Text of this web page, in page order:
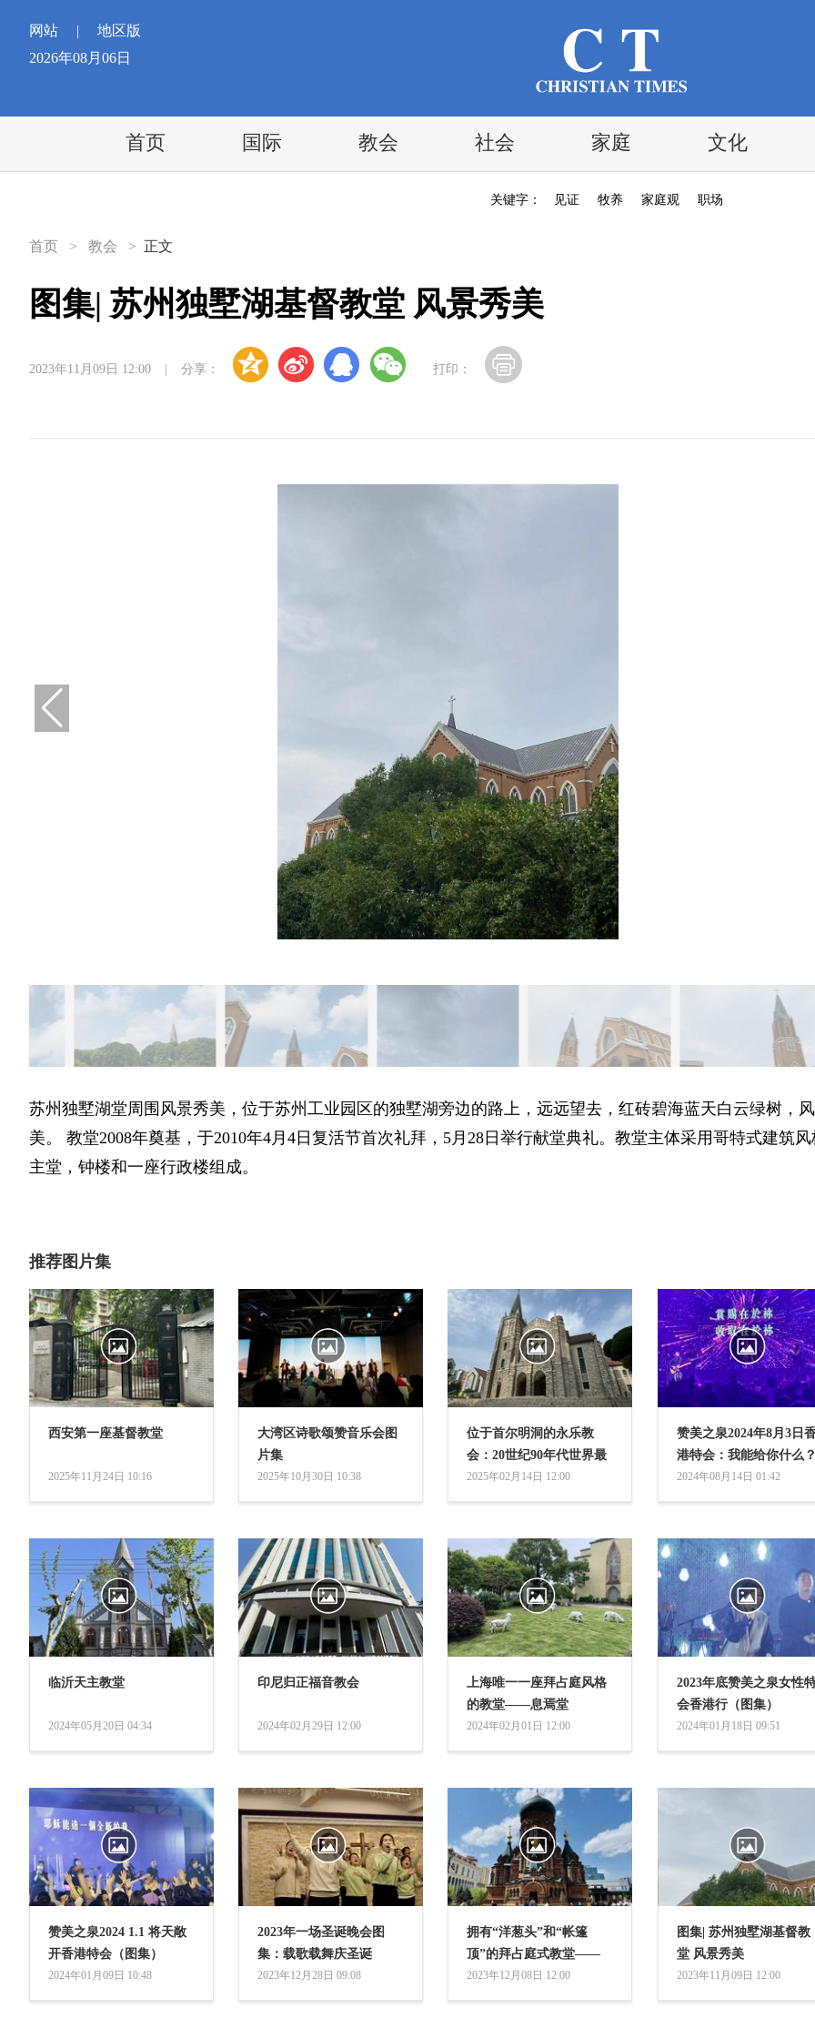
网站 |
地区版
2026年08月06日
首页 国际 教会 社会 家庭 文化
关键字： 见证 牧养 家庭观 职场
首页 > 教会 > 正文
图集| 苏州独墅湖基督教堂 风景秀美
2023年11月09日 12:00 | 分享： 打印：
苏州独墅湖堂周围风景秀美，位于苏州工业园区的独墅湖旁边的路上，远远望去，红砖碧海蓝天白云绿树，
美。 教堂2008年奠基，于2010年4月4日复活节首次礼拜，5月28日举行献堂典礼。教堂主体采用哥特式建筑
主堂，钟楼和一座行政楼组成。
推荐图片集
西安第一座基督教堂
2025年11月24日 10:16
大湾区诗歌颂赞音乐会图
片集
2025年10月30日 10:38
位于首尔明洞的永乐教
会：20世纪90年代世界最
大的长老会教堂
2025年02月14日 12:00
赞美之泉2024年8月3日
港特会：我能给你什么
（图集）
2024年08月14日 01:42
临沂天主教堂
2024年05月20日 04:34
印尼归正福音教会
2024年02月29日 12:00
上海唯一一座拜占庭风格
的教堂——息焉堂
2024年02月01日 12:00
2023年底赞美之泉女性
会香港行（图集）
2024年01月18日 09:51
赞美之泉2024 1.1 将天敞
开香港特会（图集）
2024年01月09日 10:48
2023年一场圣诞晚会图
集：载歌载舞庆圣诞
2023年12月28日 09:08
拥有“洋葱头”和“帐篷
顶”的拜占庭式教堂——
哈尔滨圣索菲亚教堂
2023年12月08日 12:00
图集| 苏州独墅湖基督教
堂 风景秀美
2023年11月09日 12:00